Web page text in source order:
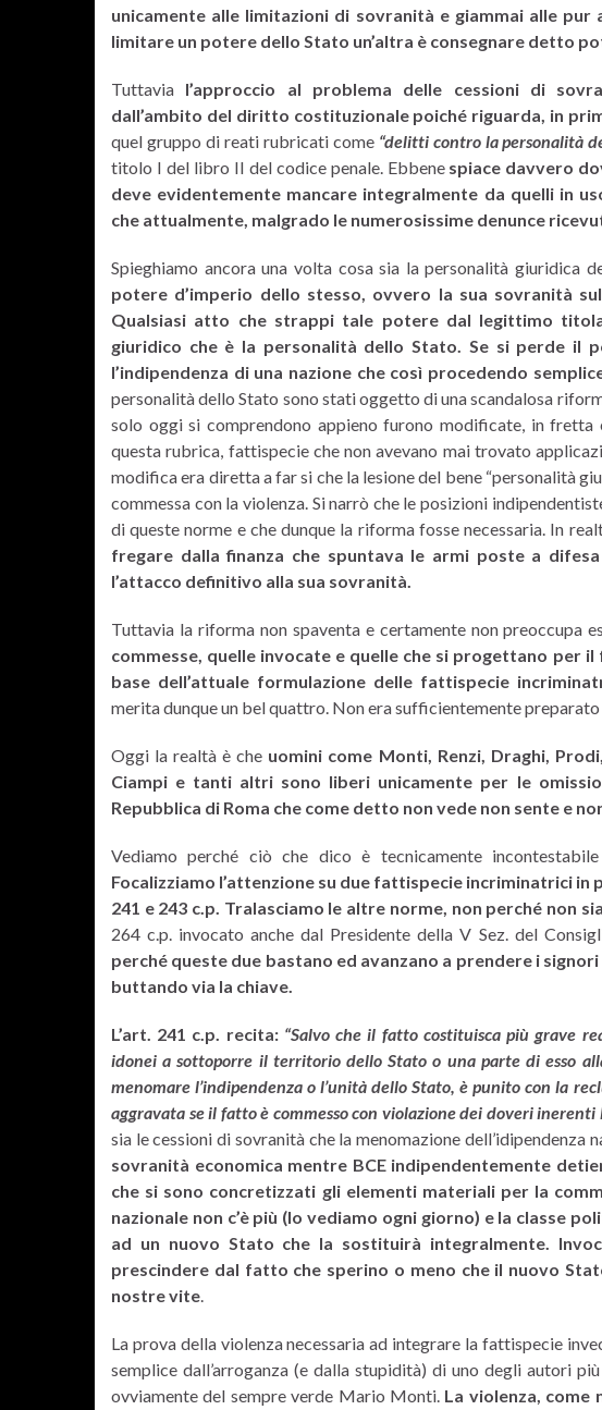
unicamente alle limitazioni di sovranità e giammai alle pur
limitare un potere dello Stato un’altra è consegnare detto
Tuttavia l’approccio al problema delle cessioni di
dall’ambito del diritto costituzionale poiché riguarda, in
quel gruppo di reati rubricati come “delitti contro la personalità
titolo I del libro II del codice penale. Ebbene spiace davvero
deve evidentemente mancare integralmente da quelli in
che attualmente, malgrado le numerosissime denunce
Spieghiamo ancora una volta cosa sia la personalità giuridica
potere d’imperio dello stesso, ovvero la sua sovranità
Qualsiasi atto che strappi tale potere dal legittimo
giuridico che è la personalità dello Stato. Se si perde il
l’indipendenza di una nazione che così procedendo
personalità dello Stato sono stati oggetto di una scandalosa
solo oggi si comprendono appieno furono modificate, in
questa rubrica, fattispecie che non avevano mai trovato
modifica era diretta a far si che la lesione del bene “personalità
commessa con la violenza. Si narrò che le posizioni
di queste norme e che dunque la riforma fosse necessaria. In
fregare dalla finanza che spuntava le armi poste a
l’attacco definitivo alla sua sovranità.
Tuttavia la riforma non spaventa e certamente non preoccupa
commesse, quelle invocate e quelle che si progettano per
base dell’attuale formulazione delle fattispecie
merita dunque un bel quattro. Non era sufficientemente
Oggi la realtà è che uomini come Monti, Renzi, Draghi,
Ciampi e tanti altri sono liberi unicamente per le
Repubblica di Roma che come detto non vede non sente e
Vediamo perché ciò che dico è tecnicamente
Focalizziamo l’attenzione su due fattispecie incriminatrici
241 e 243 c.p. Tralasciamo le altre norme, non perché non
264 c.p. invocato anche dal Presidente della V Sez. del
perché queste due bastano ed avanzano a prendere i
buttando via la chiave.
L’art. 241 c.p. recita: “Salvo che il fatto costituisca più grave
idonei a sottoporre il territorio dello Stato o una parte di esso
menomare l’indipendenza o l’unità dello Stato, è punito con la
aggravata se il fatto è commesso con violazione dei doveri inerenti
sia le cessioni di sovranità che la menomazione dell’idipendenza
sovranità economica mentre BCE indipendentemente
che si sono concretizzati gli elementi materiali per la
nazionale non c’è più (lo vediamo ogni giorno) e la classe
ad un nuovo Stato che la sostituirà integralmente.
prescindere dal fatto che sperino o meno che il nuovo
nostre vite.
La prova della violenza necessaria ad integrare la fattispecie
semplice dall’arroganza (e dalla stupidità) di uno degli autori
ovviamente del sempre verde Mario Monti. La violenza, come